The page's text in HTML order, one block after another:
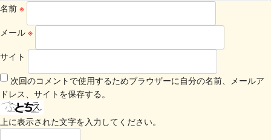
名前 ※
メール ※
サイト
次回のコメントで使用するためブラウザーに自分の名前、メールア
ドレス、サイトを保存する。
上に表示された文字を入力してください。